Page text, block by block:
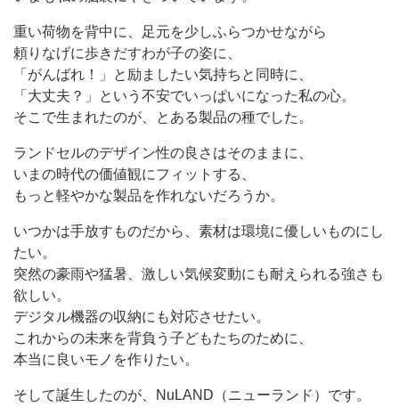
重い荷物を背中に、足元を少しふらつかせながら
頼りなげに歩きだすわが子の姿に、
「がんばれ！」と励ましたい気持ちと同時に、
「大丈夫？」という不安でいっぱいになった私の心。
そこで生まれたのが、とある製品の種でした。
ランドセルのデザイン性の良さはそのままに、
いまの時代の価値観にフィットする、
もっと軽やかな製品を作れないだろうか。
いつかは手放すものだから、素材は環境に優しいものにし
たい。
突然の豪雨や猛暑、激しい気候変動にも耐えられる強さも
欲しい。
デジタル機器の収納にも対応させたい。
これからの未来を背負う子どもたちのために、
本当に良いモノを作りたい。
そして誕生したのが、NuLAND（ニューランド）です。